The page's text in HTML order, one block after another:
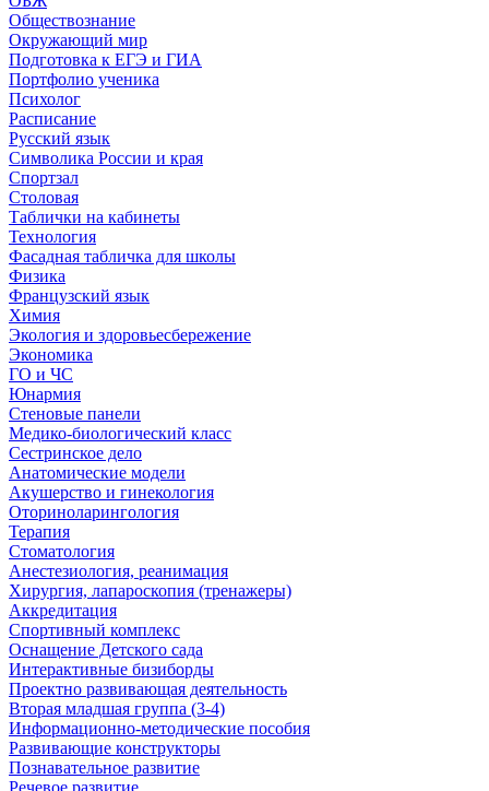
Обществознание
Окружающий мир
Подготовка к ЕГЭ и ГИА
Портфолио ученика
Психолог
Расписание
Русский язык
Символика России и края
Спортзал
Столовая
Таблички на кабинеты
Технология
Фасадная табличка для школы
Физика
Французский язык
Химия
Экология и здоровьесбережение
Экономика
ГО и ЧС
Юнармия
Стеновые панели
Медико-биологический класс
Сестринское дело
Анатомические модели
Акушерство и гинекология
Оториноларингология
Терапия
Стоматология
Анестезиология, реанимация
Хирургия, лапароскопия (тренажеры)
Аккредитация
Спортивный комплекс
Оснащение Детского сада
Интерактивные бизиборды
Проектно развивающая деятельность
Вторая младшая группа (3-4)
Информационно-методические пособия
Развивающие конструкторы
Познавательное развитие
Речевое развитие